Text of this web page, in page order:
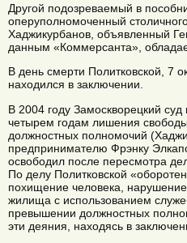
Другой подозреваемый в
оперуполномоченный
Хаджикурбанов, объявленный
данным «Коммерсанта»,
В день смерти Политковской, 7
находился в заключении.
В 2004 году Замоскворецкий суд
четырем годам лишения
должностных полномочий
предпринимателю Фрэнку
освободил после пересмотра
По делу Политковской
похищение человека,
жилища с использованием
превышении должностных
эти деяния, находясь в